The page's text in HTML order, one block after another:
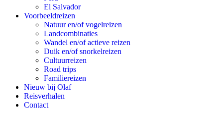
El Salvador
Voorbeeldreizen
Natuur en/of vogelreizen
Landcombinaties
Wandel en/of actieve reizen
Duik en/of snorkelreizen
Cultuurreizen
Road trips
Familiereizen
Nieuw bij Olaf
Reisverhalen
Contact